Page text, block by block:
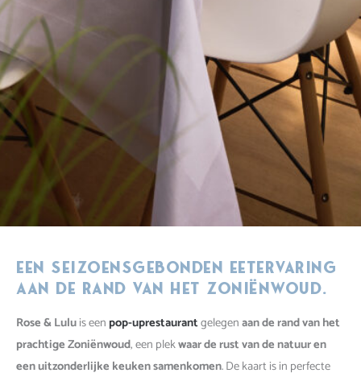
Een seizoensgebonden eetervaring
aan de rand van het Zoniënwoud.
Rose & Luluis een pop-uprestaurantgelegenaan de rand van het
prachtige Zoniënwoud, een plekwaar de rust van de natuur en
een uitzonderlijke keuken samenkomen. De kaart is in perfecte